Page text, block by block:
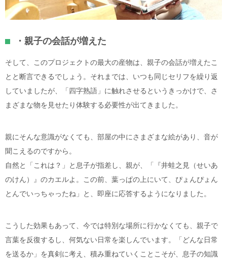
・親子の会話が増えた
そして、このプロジェクトの最大の産物は、親子の会話が増えたこ
とと断言できるでしょう。それまでは、いつも同じセリフを繰り返
していましたが、「四字熟語」に触れさせるというきっかけで、さ
まざまな物を見せたり体験する必要性が出てきました。
親にそんな意識がなくても、部屋の中にさまざまな絵があり、音が
聞こえるのですから。
自然と「これは？」と息子が指差し、親が、「『井蛙之見（せいあ
のけん）』のカエルよ。この前、葉っぱの上にいて、ぴょんぴょん
とんでいっちゃったね」と、即座に応答するようになりました。
こうした効果もあって、今では特別な場所に行かなくても、親子で
言葉を反復するし、何気ない日常を楽しんでいます。「どんな日常
を送るか」を真剣に考え、積み重ねていくことこそが、息子の知識